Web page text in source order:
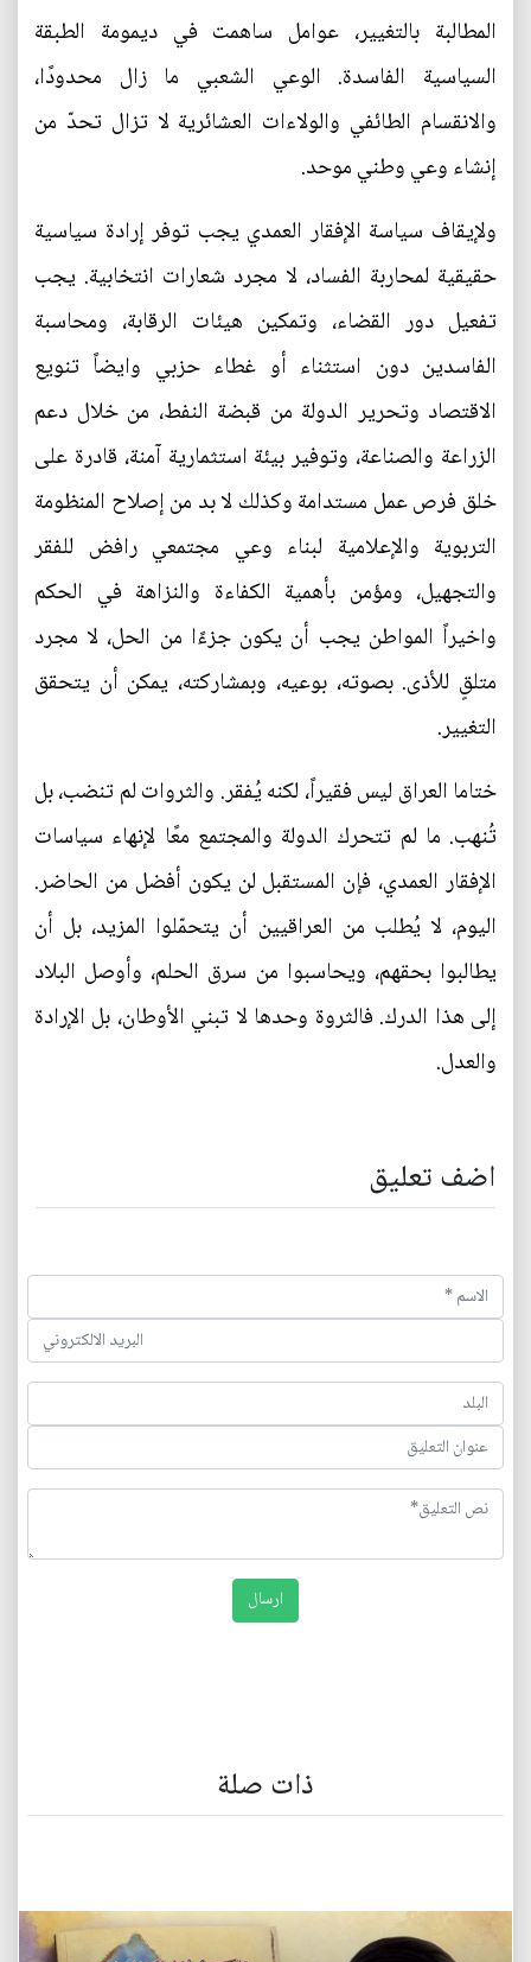
المطالبة بالتغيير، عوامل ساهمت في ديمومة الطبقة
السياسية الفاسدة. الوعي الشعبي ما زال محدودًا،
والانقسام الطائفي والولاءات العشائرية لا تزال تحدّ من
إنشاء وعي وطني موحد.
ولإيقاف سياسة الإفقار العمدي يجب توفر إرادة سياسية
حقيقية لمحاربة الفساد، لا مجرد شعارات انتخابية. يجب
تفعيل دور القضاء، وتمكين هيئات الرقابة، ومحاسبة
الفاسدين دون استثناء أو غطاء حزبي وايضاً تنويع
الاقتصاد وتحرير الدولة من قبضة النفط، من خلال دعم
الزراعة والصناعة، وتوفير بيئة استثمارية آمنة، قادرة على
خلق فرص عمل مستدامة وكذلك لا بد من إصلاح المنظومة
التربوية والإعلامية لبناء وعي مجتمعي رافض للفقر
والتجهيل، ومؤمن بأهمية الكفاءة والنزاهة في الحكم
واخيراً المواطن يجب أن يكون جزءًا من الحل، لا مجرد
متلقٍ للأذى. بصوته، بوعيه، وبمشاركته، يمكن أن يتحقق
التغيير.
ختاما العراق ليس فقيراً، لكنه يُفقر. والثروات لم تنضب، بل
تُنهب. ما لم تتحرك الدولة والمجتمع معًا لإنهاء سياسات
الإفقار العمدي، فإن المستقبل لن يكون أفضل من الحاضر.
اليوم، لا يُطلب من العراقيين أن يتحمّلوا المزيد، بل أن
يطالبوا بحقهم، ويحاسبوا من سرق الحلم، وأوصل البلاد
إلى هذا الدرك. فالثروة وحدها لا تبني الأوطان، بل الإرادة
والعدل.
اضف تعليق
ذات صلة